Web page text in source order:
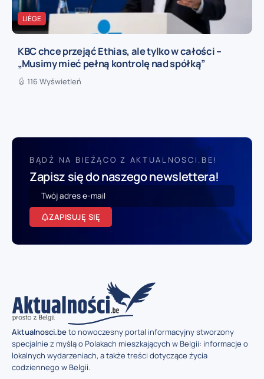
LIÈGE
KBC chce przejąć Ethias, ale tylko w całości –
„Musimy mieć pełną kontrolę nad spółką”
116 Wyświetleń
BĄDŹ NA BIEŻĄCO Z AKTUALNOSCI.BE!
Zapisz się do naszego newslettera!
ZAPISUJĘ SIĘ
Aktualnosci.beto nowoczesny portal informacyjny stworzony
specjalnie z myślą o Polakach mieszkających w Belgii: informacje o
lokalnych wydarzeniach, a także treści dotyczące życia
codziennego w Belgii.